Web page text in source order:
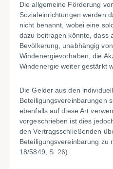
Die allgemeine Förderung
Sozialeinrichtungen werden
nicht benannt, wobei eine
dazu beitragen könnte, dass
Bevölkerung, unabhängig
Windenergievorhaben, die
Windenergie weiter gestärkt
Die Gelder aus den
Beteiligungsvereinbarungen
ebenfalls auf diese Art
vorgeschrieben ist dies
den Vertragsschließenden
Beteiligungsvereinbarung zu
18/5849, S. 26).